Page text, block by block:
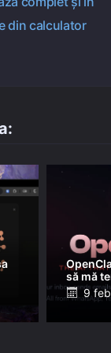
din calculator
să mă
9